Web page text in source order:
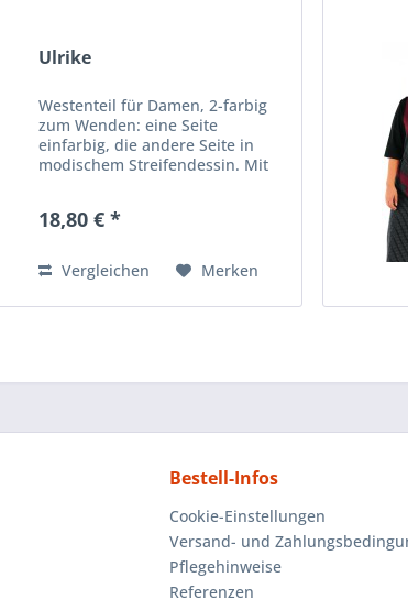
Ulrike
Westenteil für Damen, 2-farbig
zum Wenden: eine Seite
einfarbig, die andere Seite in
modischem Streifendessin. Mit
Polyester/35% Baumwolle
18,80 € *
Vergleichen Merken
Bestell-Infos
Cookie-Einstellungen
Versand- und
Pflegehinweise
Referenzen